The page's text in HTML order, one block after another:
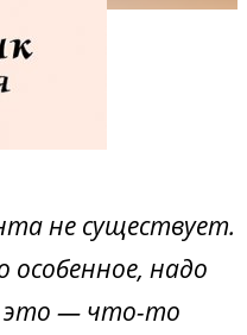
не существует.
надо
это — что-то